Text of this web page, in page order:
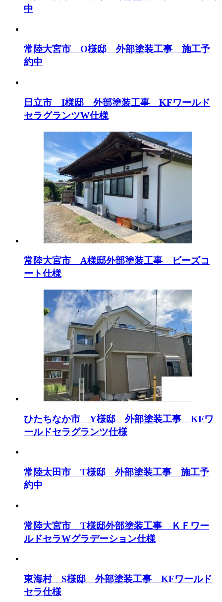
中
常陸大宮市 O様邸 外部塗装工事 施工予
約中
日立市 I様邸 外部塗装工事 KFワールド
セラグランツW仕様
常陸大宮市 A様邸外部塗装工事 ビーズコ
ート仕様
ひたちなか市 Y様邸 外部塗装工事 KFワ
ールドセラグランツ仕様
常陸太田市 T様邸 外部塗装工事 施工予
約中
常陸大宮市 T様邸外部塗装工事 ＫＦワー
ルドセラWグラデーション仕様
東海村 S様邸 外部塗装工事 KFワールド
セラ仕様